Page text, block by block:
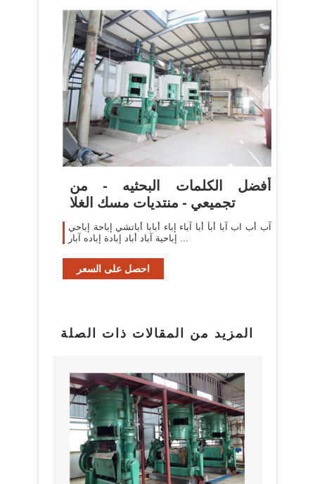
أفضل الكلمات البحثيه - من
تجميعي - منتديات مسك الغلا
آب أب اب آبا أبأ أبا آباء إباء أبابا أباتشي إباحة إباحي
إباحية آباد أباد إبادة إباده آبار ...
احصل على السعر
المزيد من المقالات ذات الصلة